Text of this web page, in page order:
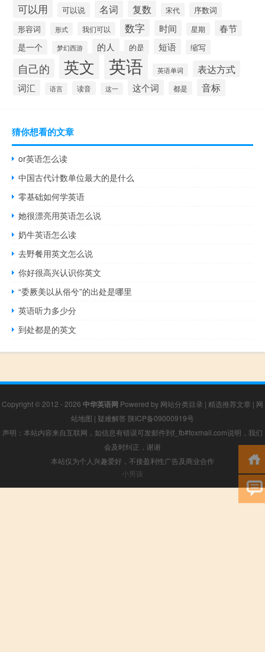
可以用 可以说 名词 复数 宋代
序数词
形容词
形式 我们可以 数字 时间 星期 春节
是一个 梦幻西游 的人 的是 短语 缩写
自己的 英文 英语 英语单词 表达方式
词汇 语言 读音 这一 这个词 都是 音标
猜你想看的文章
or英语怎么读
中国古代计数单位最大的是什么
零基础如何学英语
她很漂亮用英语怎么说
奶牛英语怎么读
去野餐用英文怎么说
你好很高兴认识你英文
“委厥美以从俗兮”的出处是哪里
英语听力多少分
到处都是的英文
Copyright © 2012 - 2026 中华英语网 Powered by 网站分类目录 | 精选推荐文章 | 网
站地图 | 疑难解答 陕ICP备09000919号
声明：本站内容来自互联网，如信息有错误可发邮件到f_fb#foxmail.com说明，我们
会及时纠正，谢谢
本站仅为个人兴趣爱好，不接盈利性广告及商业合作
小男孩